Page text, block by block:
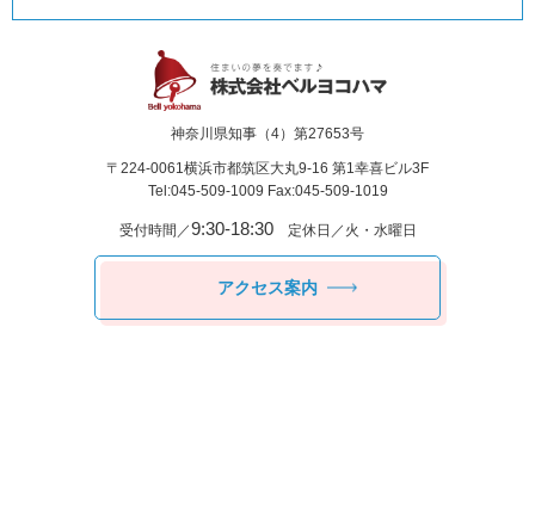
神奈川県知事（4）第27653号
〒224-0061横浜市都筑区⼤丸9-16 第1幸喜ビル3F
Tel:045-509-1009 Fax:045-509-1019
受付時間／9:30-18:30定休日／火・水曜日
アクセス案内